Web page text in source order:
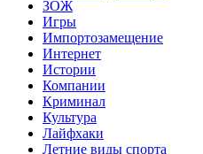
ЗОЖ
Игры
Импортозамещение
Интернет
Истории
Компании
Криминал
Культура
Лайфхаки
Летние виды спорта